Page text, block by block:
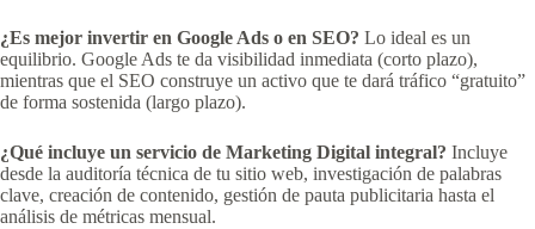
¿Es mejor invertir en Google Ads o en SEO? Lo ideal es un
equilibrio. Google Ads te da visibilidad inmediata (corto plazo),
mientras que el SEO construye un activo que te dará tráfico “gratuito”
de forma sostenida (largo plazo).
¿Qué incluye un servicio de Marketing Digital integral? Incluye
desde la auditoría técnica de tu sitio web, investigación de palabras
clave, creación de contenido, gestión de pauta publicitaria hasta el
análisis de métricas mensual.